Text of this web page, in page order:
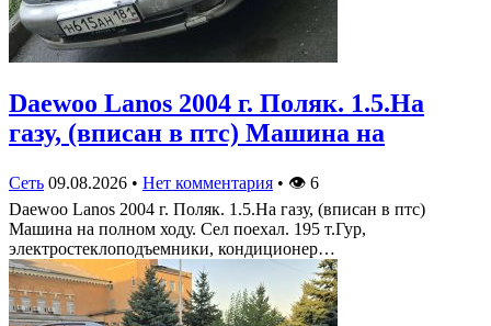
Daewoo Lanos 2004 г. Поляк. 1.5.На
газу, (вписан в птс) Машина на
Сеть 09.08.2026 • Нет комментария • 👁 6
Daewoo Lanos 2004 г. Поляк. 1.5.На газу, (вписан в птс)
Машина на полном ходу. Сел поехал. 195 т.Гур,
электростеклоподъемники, кондиционер…